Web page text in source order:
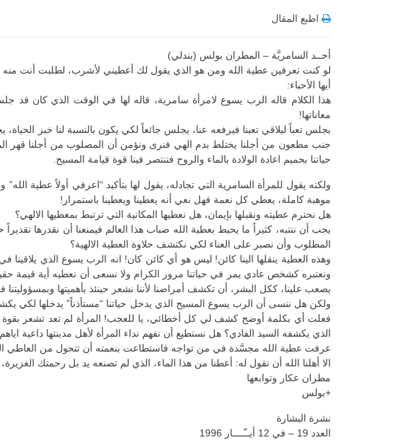
اطبع المقال
أحــد السامريَّة – المطران بولس (بندلي)
لو كنت تعرفين عطية الله ومن هو الذي يقول لك أعطيني لأشرب، لطلبت أنت منه
أيها الأحباء:
هذا الكلام قاله الرب يسوع لامرأة سامرية، قاله لها في الوقت الذي كان قد
معاناتها!
يجلس تعباً ليلاقي تعبنا فيرفعه عنا، يجلس جائعاً لكي يكون بالنسبة لنا خبز
جنب مطعون من أجلنا يختلط بدم الهي فنرى ونؤمن أن المصلوب من أجلنا قهر
حياتنا بحميم اعادة الولادة بالماء والروح فتنتصر فينا قوة قيامة المسيح.
ولكنه يقول للمرأة السامرية التي تجادله، يقول لها بتأكيد “اعرفي أولاً
موهبة كاملة، يعطي كل نعمة فهل نعي أنه يعطينا ويعطينا باستمرار!
هل نحترم عطيته ونقبلها بإيمان، هل نعطيها المكانية التي ترتبط بمعطيها الالهي؟
يجب أن ننتبه، كثيراً ما يحيط بعطية الله ضباب هذا العالم فيمنعنا أن نقدرها
المطلوب وأن نصبر على العناء لكي نكتشف حلاوة العطية الالهية؟
وهذه العطية ينقلها الينا كائن! ليس هو أي كائن كان! انه الرب يسوع الذي
ونعتبره كشخص عادي يمر في حياتنا مرور الكرام ولا نسعى أن نعطيه أية قيمة
يصعب علينا، ككل البشر، أن تكشف أمراضنا لأننا نشعر حينئذ بأهميتها وبمسؤوليتنا
ولكن هل ننسى أن الرب يسوع المسيح الذي يدخل حياتنا “مستأذناً” يدخلها لكي
فعلت أي بكلمة أوضح كشف لي كل أخطائي، يا للعجب! المرأة لم تعد تشعر
الذي يكشفه السيد الفادي؟ هل نستطيع أن نفهم نداء المرأة لأهل مدينتها
عرفت عطية الله مجسَّدة في من تواجه فاستطاعت بنعمته أن تتحول من العاطي الى
الا أهلنا الله أن نقول له: أعطنا من هذا الماء، الذي لم تصنعه يد بل رحمتك الغزيرة،
مطران عكار وتوابعها
+بولس
نشرة البشارة
العدد 19 – في 12 أيــّــــار 1996